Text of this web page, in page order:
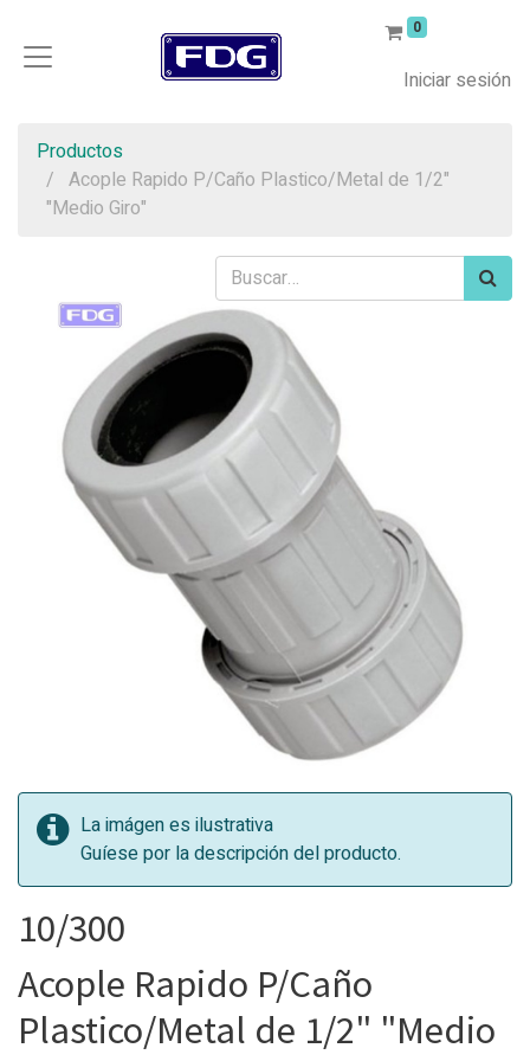
0
Iniciar sesión
Productos
Acople Rapido P/Caño Plastico/Metal de 1/2"
"Medio Giro"
La imágen es ilustrativa
Guíese por la descripción del producto.
10/300
Acople Rapido P/Caño
Plastico/Metal de 1/2" "Medio